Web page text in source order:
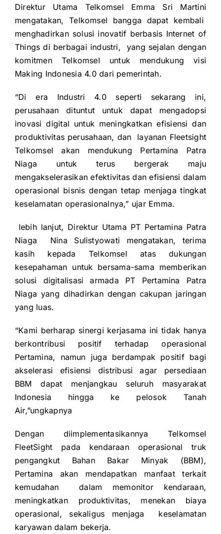
Direktur Utama Telkomsel Emma Sri Martini
mengatakan, Telkomsel bangga dapat kembali
menghadirkan solusi inovatif berbasis Internet of
Things di berbagai industri, yang sejalan dengan
komitmen Telkomsel untuk mendukung visi
Making Indonesia 4.0 dari pemerintah.
“Di era Industri 4.0 seperti sekarang ini,
perusahaan dituntut untuk dapat mengadopsi
inovasi digital untuk meningkatkan efisiensi dan
produktivitas perusahaan, dan layanan Fleetsight
Telkomsel akan mendukung Pertamina Patra
Niaga untuk terus bergerak maju
mengakselerasikan efektivitas dan efisiensi dalam
operasional bisnis dengan tetap menjaga tingkat
keselamatan operasionalnya,” ujar Emma.
lebih lanjut, Direktur Utama PT Pertamina Patra
Niaga Nina Sulistyowati mengatakan, terima
kasih kepada Telkomsel atas dukungan
kesepahaman untuk bersama-sama memberikan
solusi digitalisasi armada PT Pertamina Patra
Niaga yang dihadirkan dengan cakupan jaringan
yang luas.
“Kami berharap sinergi kerjasama ini tidak hanya
berkontribusi positif terhadap operasional
Pertamina, namun juga berdampak positif bagi
akselerasi efisiensi distribusi agar persediaan
BBM dapat menjangkau seluruh masyarakat
Indonesia hingga ke pelosok Tanah
Air,”ungkapnya
Dengan diimplementasikannya Telkomsel
FleetSight pada kendaraan operasional truk
pengangkut Bahan Bakar Minyak (BBM),
Pertamina akan mendapatkan manfaat terkait
kemudahan dalam memonitor kendaraan,
meningkatkan produktivitas, menekan biaya
operasional, sekaligus menjaga keselamatan
karyawan dalam bekerja.